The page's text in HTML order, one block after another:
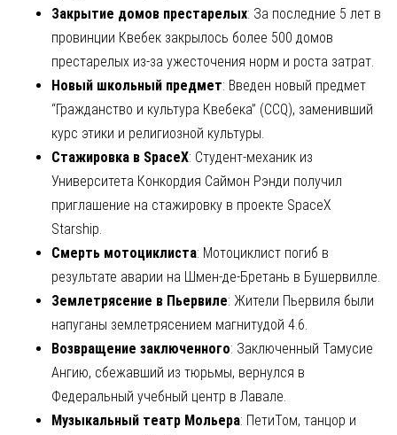
Закрытие домов престарелых: За последние 5 лет в
провинции Квебек закрылось более 500 домов
престарелых из-за ужесточения норм и роста затрат.
Новый школьный предмет: Введен новый предмет
“Гражданство и культура Квебека” (CCQ), заменивший
курс этики и религиозной культуры.
Стажировка в SpaceX: Студент-механик из
Университета Конкордия Саймон Рэнди получил
приглашение на стажировку в проекте SpaceX
Starship.
Смерть мотоциклиста: Мотоциклист погиб в
результате аварии на Шмен-де-Бретань в Бушервилле.
Землетрясение в Пьервиле: Жители Пьервиля были
напуганы землетрясением магнитудой 4.6.
Возвращение заключенного: Заключенный Тамусие
Ангию, сбежавший из тюрьмы, вернулся в
Федеральный учебный центр в Лавале.
Музыкальный театр Мольера: ПетиТом, танцор и